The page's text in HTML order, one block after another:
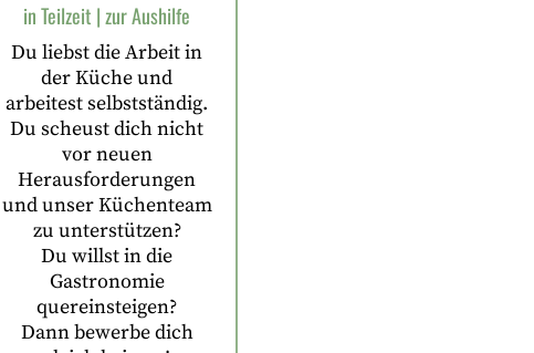
in Teilzeit | zur Aushilfe
Du liebst die Arbeit in
der Küche und
arbeitest selbstständig.
Du scheust dich nicht
vor neuen
Herausforderungen
und unser Küchenteam
zu unterstützen?
Du willst in die
Gastronomie
quereinsteigen?
Dann bewerbe dich